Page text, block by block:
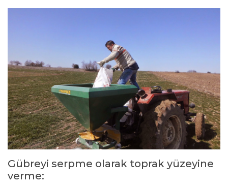
Gübreyi serpme olarak toprak yüzeyine
verme: